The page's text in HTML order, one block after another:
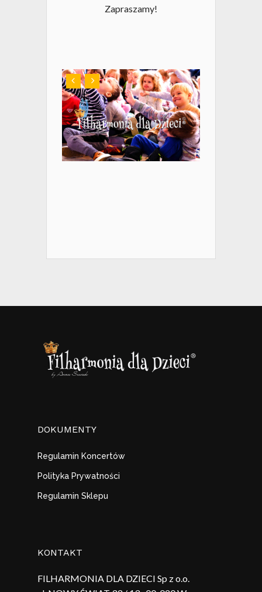
Zapraszamy!
DOKUMENTY
Regulamin Koncertów
Polityka Prywatności
Regulamin Sklepu
KONTAKT
FILHARMONIA DLA DZIECI Sp z o.o.